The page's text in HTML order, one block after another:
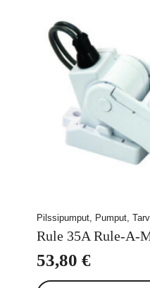
Pilssipumput, Pumput,
Rule 35A Rule-A-
53,80 €